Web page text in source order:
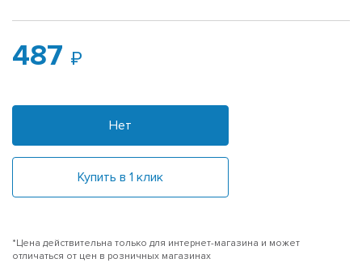
487
Нет
Купить в 1 клик
*Цена действительна только для интернет-магазина и может
отличаться от цен в розничных магазинах